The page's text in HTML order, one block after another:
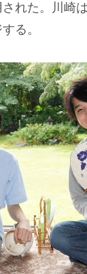
れた。川崎
る。